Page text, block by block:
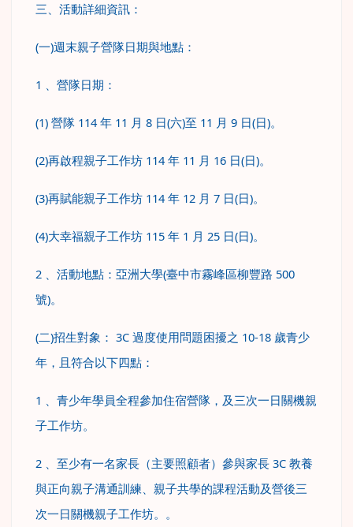
三、活動詳細資訊：
(一)週末親子營隊日期與地點：
1 、營隊日期：
(1) 營隊 114 年 11 月 8 日(六)至 11 月 9 日(日)。
(2)再啟程親子工作坊 114 年 11 月 16 日(日)。
(3)再賦能親子工作坊 114 年 12 月 7 日(日)。
(4)大幸福親子工作坊 115 年 1 月 25 日(日)。
2 、活動地點：亞洲大學(臺中市霧峰區柳豐路 500
號)。
(二)招生對象： 3C 過度使用問題困擾之 10-18 歲青少
年，且符合以下四點：
1 、青少年學員全程參加住宿營隊，及三次一日關機親
子工作坊。
2 、至少有一名家長（主要照顧者）參與家長 3C 教養
與正向親子溝通訓練、親子共學的課程活動及營後三
次一日關機親子工作坊。。